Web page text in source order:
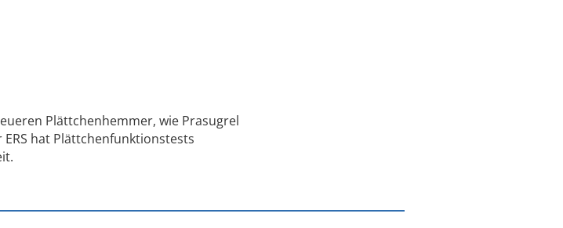
Plättchenhemmer, wie Prasugrel
hat Plättchenfunktionstests